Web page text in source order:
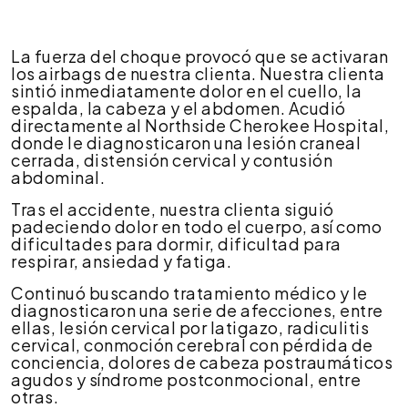
lesiones
por
latigazo
cervical
y
conmoción
cerebral
en
accidente
de
tráfico.
La fuerza del choque provocó que se activaran
los airbags de nuestra clienta. Nuestra clienta
sintió inmediatamente dolor en el cuello, la
espalda, la cabeza y el abdomen. Acudió
directamente al Northside Cherokee Hospital,
donde le diagnosticaron una lesión craneal
cerrada, distensión cervical y contusión
abdominal.
Tras el accidente, nuestra clienta siguió
padeciendo dolor en todo el cuerpo, así como
dificultades para dormir, dificultad para
respirar, ansiedad y fatiga.
Continuó buscando tratamiento médico y le
diagnosticaron una serie de afecciones, entre
ellas, lesión cervical por latigazo, radiculitis
cervical, conmoción cerebral con pérdida de
conciencia, dolores de cabeza postraumáticos
agudos y síndrome postconmocional, entre
otras.